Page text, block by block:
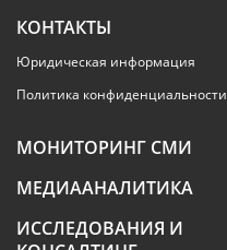
КОНТАКТЫ
Юридическая информация
Политика конфиденциальности
МОНИТОРИНГ СМИ
МЕДИААНАЛИТИКА
ИССЛЕДОВАНИЯ И